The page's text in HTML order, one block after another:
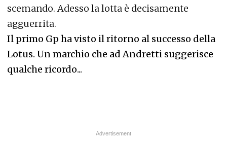
scemando. Adesso la lotta è decisamente
agguerrita.
Il primo Gp ha visto il ritorno al successo della
Lotus. Un marchio che ad Andretti suggerisce
qualche ricordo...